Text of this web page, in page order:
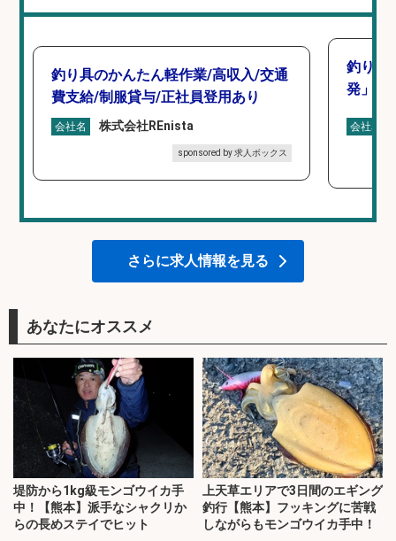
釣り具のかんたん軽作業/高収入/交通
費支給/制服貸与/正社員登用あり
会社名 株式会社REnista
sponsored by 求人ボックス
釣り好
発」/
会社名
さらに求人情報を見る
あなたにオススメ
堤防から1kg級モンゴウイカ手
中！【熊本】派手なシャクリか
らの長めステイでヒット
上天草エリアで3日間のエギング
釣行【熊本】フッキングに苦戦
しながらもモンゴウイカ手中！